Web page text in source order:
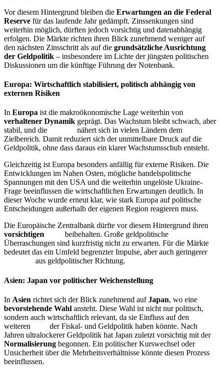
Vor diesem Hintergrund bleiben die Erwartungen an die Federal
Reserve für das laufende Jahr gedämpft. Zinssenkungen sind
weiterhin möglich, dürften jedoch vorsichtig und datenabhängig
erfolgen. Die Märkte richten ihren Blick zunehmend weniger auf
den nächsten Zinsschritt als auf die grundsätzliche Ausrichtung
der Geldpolitik – insbesondere im Lichte der jüngsten politischen
Diskussionen um die künftige Führung der Notenbank.
Europa: Wirtschaftlich stabilisiert, politisch abhängig von
externen Risiken
In Europa ist die makroökonomische Lage weiterhin von
verhaltener Dynamik geprägt. Das Wachstum bleibt schwach, aber
stabil, und die
nähert sich in vielen Ländern dem
Zielbereich. Damit reduziert sich der unmittelbare Druck auf die
Geldpolitik, ohne dass daraus ein klarer Wachstumsschub entsteht.
Gleichzeitig ist Europa besonders anfällig für externe Risiken. Die
Entwicklungen im Nahen Osten, mögliche handelspolitische
Spannungen mit den USA und die weiterhin ungelöste Ukraine-
Frage beeinflussen die wirtschaftlichen Erwartungen deutlich. In
dieser Woche wurde erneut klar, wie stark Europa auf politische
Entscheidungen außerhalb der eigenen Region reagieren muss.
Die Europäische Zentralbank dürfte vor diesem Hintergrund ihren
vorsichtigen
beibehalten. Große geldpolitische
Überraschungen sind kurzfristig nicht zu erwarten. Für die Märkte
bedeutet das ein Umfeld begrenzter Impulse, aber auch geringerer
aus geldpolitischer Richtung.
Asien: Japan vor politischer Weichenstellung
In Asien richtet sich der Blick zunehmend aufJapan, wo eine
bevorstehende Wahl ansteht. Diese Wahl ist nicht nur politisch,
sondern auch wirtschaftlich relevant, da sie Einfluss auf den
weiteren
der Fiskal- und Geldpolitik haben könnte. Nach
Jahren ultralockerer Geldpolitik hat Japan zuletzt vorsichtig mit der
Normalisierung begonnen. Ein politischer Kurswechsel oder
Unsicherheit über die Mehrheitsverhältnisse könnte diesen Prozess
beeinflussen.